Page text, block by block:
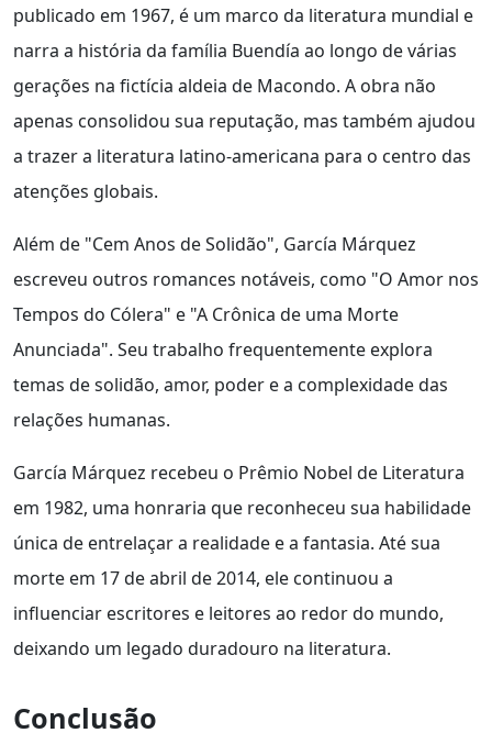
publicado em 1967, é um marco da literatura mundial e
narra a história da família Buendía ao longo de várias
gerações na fictícia aldeia de Macondo. A obra não
apenas consolidou sua reputação, mas também ajudou
a trazer a literatura latino-americana para o centro das
atenções globais.
Além de "Cem Anos de Solidão", García Márquez
escreveu outros romances notáveis, como "O Amor nos
Tempos do Cólera" e "A Crônica de uma Morte
Anunciada". Seu trabalho frequentemente explora
temas de solidão, amor, poder e a complexidade das
relações humanas.
García Márquez recebeu o Prêmio Nobel de Literatura
em 1982, uma honraria que reconheceu sua habilidade
única de entrelaçar a realidade e a fantasia. Até sua
morte em 17 de abril de 2014, ele continuou a
influenciar escritores e leitores ao redor do mundo,
deixando um legado duradouro na literatura.
Conclusão